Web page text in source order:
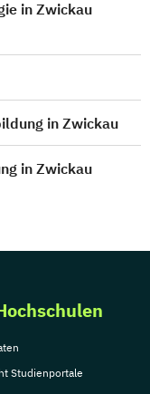
in Zwickau
in Zwickau
in Zwickau
Studienportale